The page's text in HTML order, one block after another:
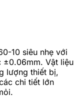
10 siêu nhẹ với
±0.06mm. Vật liệu
lượng thiết bị,
chi tiết lớn